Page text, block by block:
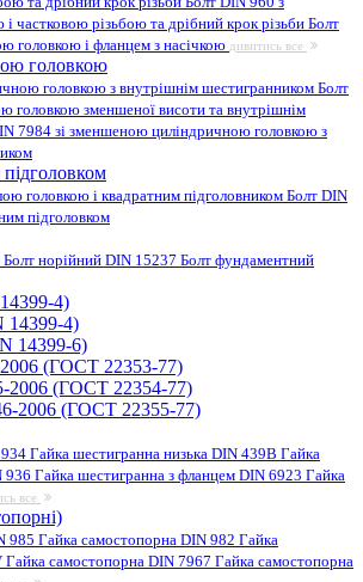
частковою різьбою та дрібний крок різьби Болт
головкою і фланцем з насічкою дивитись все
головкою
головкою з внутрішнім шестигранником Болт
головкою зменшеної висоти та внутрішнім
7984 зі зменшеною циліндричною головкою з
головкою і квадратним підголовником Болт DIN
підголовком
Болт норійний DIN 15237 Болт фундаментний
4)
14399-4)
14399-6)
(ГОСТ 22353-77)
2006 (ГОСТ 22354-77)
2006 (ГОСТ 22355-77)
Гайка шестигранна низька DIN 439B Гайка
936 Гайка шестигранна з фланцем DIN 6923 Гайка
все
985 Гайка самостопорна DIN 982 Гайка
Гайка самостопорна DIN 7967 Гайка самостопорна